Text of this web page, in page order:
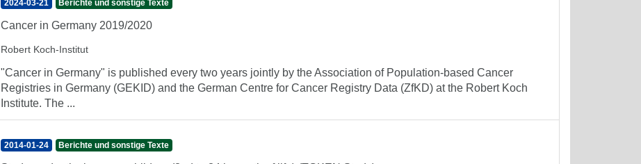
2024-03-21 Berichte und sonstige Texte
Cancer in Germany 2019/2020
Robert Koch-Institut
"Cancer in Germany" is published every two years jointly by the Association of Population-based Cancer
Registries in Germany (GEKID) and the German Centre for Cancer Registry Data (ZfKD) at the Robert Koch
Institute. The ...
2014-01-24 Berichte und sonstige Texte